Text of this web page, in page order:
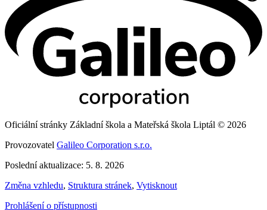
Oficiální stránky Základní škola a Mateřská škola Liptál © 2026
Provozovatel Galileo Corporation s.r.o.
Poslední aktualizace: 5. 8. 2026
Změna vzhledu, Struktura stránek, Vytisknout
Prohlášení o přístupnosti